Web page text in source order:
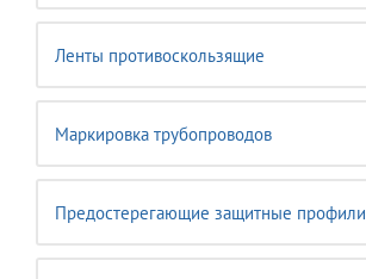
Ленты противоскользящие
Маркировка трубопроводов
Предостерегающие защитные профили